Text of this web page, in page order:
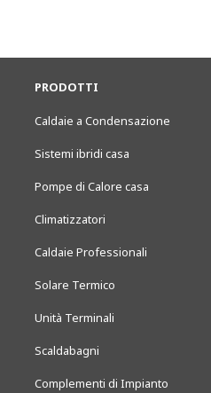
PRODOTTI
Caldaie a Condensazione
Sistemi ibridi casa
Pompe di Calore casa
Climatizzatori
Caldaie Professionali
Solare Termico
Unità Terminali
Scaldabagni
Complementi di Impianto